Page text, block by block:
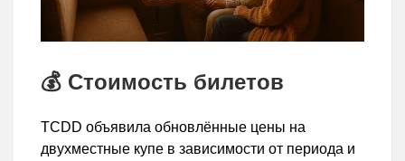
💰 Стоимость билетов
TCDD объявила обновлённые цены на
двухместные купе в зависимости от периода и